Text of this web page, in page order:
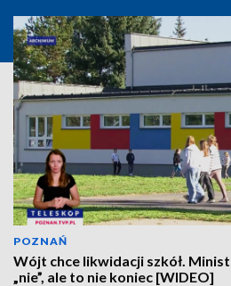
POZNAŃ
Wójt chce likwidacji szkół.
„nie”, ale to nie koniec [WIDEO]